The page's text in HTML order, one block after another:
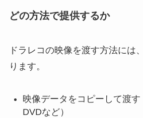
どの方法で提供するか
ドラレコの映像を渡す方法には
ります。
映像データをコピーして渡
DVDなど）